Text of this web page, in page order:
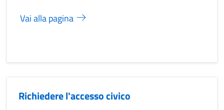
Vai alla pagina
Richiedere l'accesso civico